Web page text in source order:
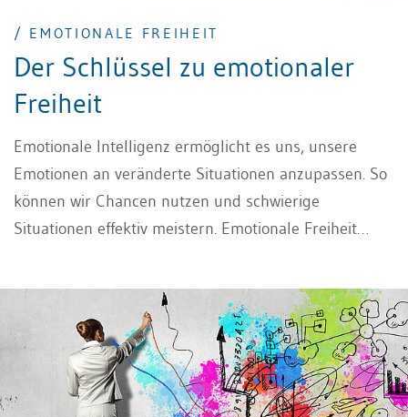
/ EMOTIONALE FREIHEIT
Der Schlüssel zu emotionaler
Freiheit
Emotionale Intelligenz ermöglicht es uns, unsere
Emotionen an veränderte Situationen anzupassen. So
können wir Chancen nutzen und schwierige
Situationen effektiv meistern. Emotionale Freiheit